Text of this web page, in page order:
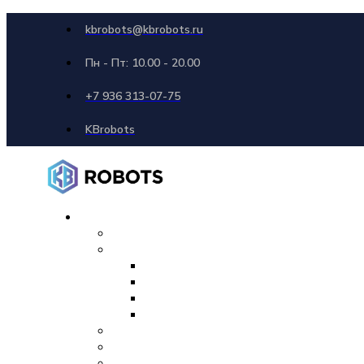
kbrobots@kbrobots.ru
Пн - Пт: 10.00 - 20.00
+7 936 313-07-75
KBrobots